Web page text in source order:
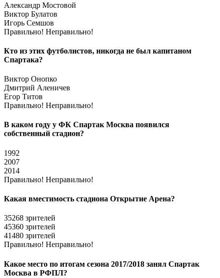
Александр Мостовой
Виктор Булатов
Игорь Семшов
Правильно! Неправильно!
Кто из этих футболистов, никогда не был капитаном
Спартака?
Виктор Онопко
Дмитрий Аленичев
Егор Титов
Правильно! Неправильно!
В каком году у ФК Спартак Москва появился
собственный стадион?
1992
2007
2014
Правильно! Неправильно!
Какая вместимость стадиона Открытие Арена?
35268 зрителей
45360 зрителей
41480 зрителей
Правильно! Неправильно!
Какое место по итогам сезона 2017/2018 занял Спартак
Москва в РФПЛ?